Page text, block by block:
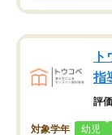
指
評価
対象学年 幼児